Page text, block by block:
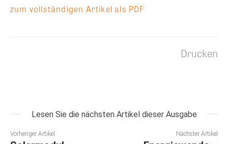
zum vollständigen Artikel als PDF
Drucken
Lesen Sie die nächsten Artikel dieser Ausgabe
Vorheriger Artikel Nächster Artikel